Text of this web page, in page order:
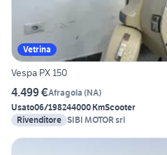
Vetrina
Vespa PX 150
4.499 €Afragola (NA)
Usato06/198244000 KmScooter
Rivenditore SIBI MOTOR srl